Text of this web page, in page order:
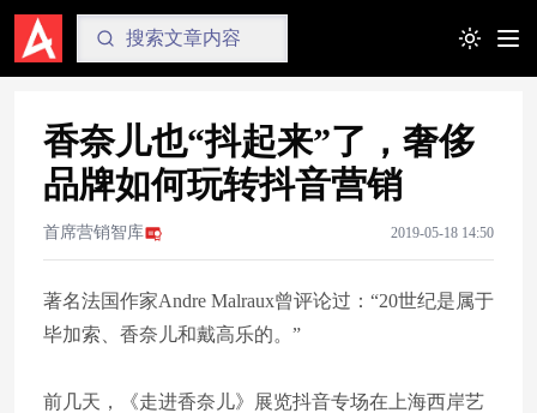
Toggle
香奈儿也“抖起来”了，奢侈
品牌如何玩转抖音营销
首席营销智库 2019-05-18 14:50
著名法国作家Andre Malraux曾评论过：“20世纪是属于
毕加索、香奈儿和戴高乐的。”
前几天，《走进香奈儿》展览抖音专场在上海西岸艺